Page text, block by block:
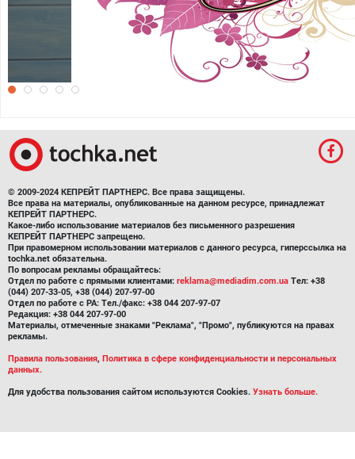
С 8 марта
© 2009-2024 КЕПРЕЙТ ПАРТНЕРС. Все права защищены.
Все права на материалы, опубликованные на данном ресурсе, принадлежат
КЕПРЕЙТ ПАРТНЕРС.
Какое-либо использование материалов без письменного разрешения
КЕПРЕЙТ ПАРТНЕРС запрещено.
При правомерном использовании материалов с данного ресурса, гиперссылка на
tochka.net обязательна.
По вопросам рекламы обращайтесь:
Отдел по работе с прямыми клиентами: reklama@mediadim.com.ua Тел: +38
(044) 207-33-05, +38 (044) 207-97-00
Отдел по работе с РА: Тел./факс: +38 044 207-97-07
Редакция: +38 044 207-97-00
Материалы, отмеченные знаками "Реклама", "Промо", публикуются на правах
рекламы.
Правила пользования, Политика в сфере конфиденциальности и персональных
данных.
Для удобства пользования сайтом используются Cookies. Узнать больше.